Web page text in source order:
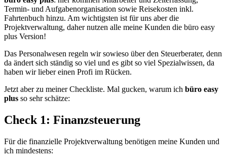
Termin- und Aufgabenorganisation sowie Reisekosten inkl.
Fahrtenbuch hinzu. Am wichtigsten ist für uns aber die
Projektverwaltung, daher nutzen alle meine Kunden die büro easy
plus Version!
Das Personalwesen regeln wir sowieso über den Steuerberater, denn
da ändert sich ständig so viel und es gibt so viel Spezialwissen, da
haben wir lieber einen Profi im Rücken.
Jetzt aber zu meiner Checkliste. Mal gucken, warum ich büro easy
plus so sehr schätze:
Check 1: Finanzsteuerung
Für die finanzielle Projektverwaltung benötigen meine Kunden und
ich mindestens: